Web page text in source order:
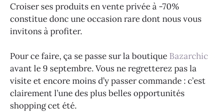
Croiser ses produits en vente privée à -70%
constitue donc une occasion rare dont nous vous
invitons à profiter.
Pour ce faire, ça se passe sur la boutique Bazarchic
avant le 9 septembre. Vous ne regretterez pas la
visite et encore moins d’y passer commande : c’est
clairement l’une des plus belles opportunités
shopping cet été.